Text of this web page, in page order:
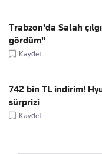
Trabzon'da Salah
gördüm"
Kaydet
742 bin TL indirim!
sürprizi
Kaydet